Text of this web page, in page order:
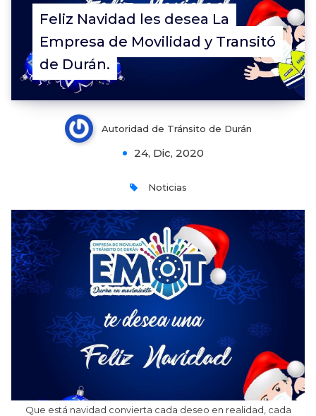
Feliz Navidad les desea La
Empresa de Movilidad y Transitó
de Durán.
Autoridad de Tránsito de Durán
24, Dic, 2020
Noticias
Que está navidad convierta cada deseo en realidad, cada